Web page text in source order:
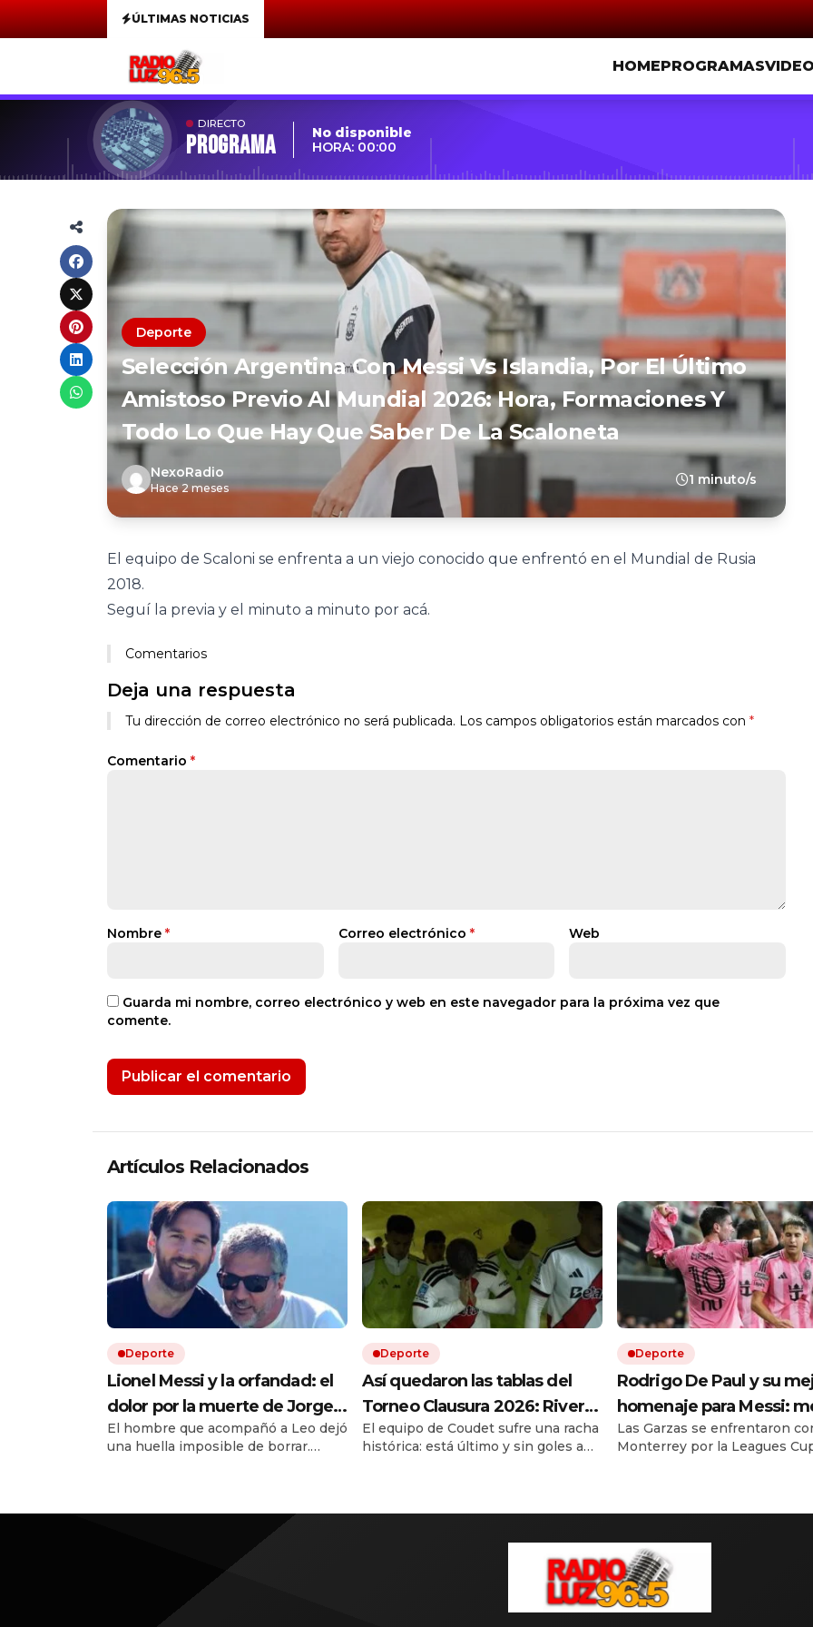
ÚLTIMAS NOTICIAS
HOMEPROGRAMAS
DIRECTO
Programa
No disponible
HORA: 00:00
Deporte
Selección Argentina Con Messi Vs Islandia, Por El Último
Amistoso Previo Al Mundial 2026: Hora, Formaciones Y
Todo Lo Que Hay Que Saber De La Scaloneta
NexoRadio
Hace 2 meses
1 minuto/s
El equipo de Scaloni se enfrenta a un viejo conocido que enfrentó en el Mundial de Rusia
2018.
Seguí la previa y el minuto a minuto por acá.
Comentarios
Deja una respuesta
Tu dirección de correo electrónico no será publicada. Los campos obligatorios están marcados con *
Comentario *
Nombre * Correo electrónico * Web
Guarda mi nombre, correo electrónico y web en este navegador para la próxima vez que
comente.
Artículos Relacionados
Deporte
Lionel Messi y la orfandad: el
dolor por la muerte de Jorge y
el legado irreversible de un
padre
El hombre que acompañó a Leo dejó
una huella imposible de borrar.
Deporte
Así quedaron las tablas del
Torneo Clausura 2026: River
sigue último y Vélez hizo
negocio con Boca en la anual
El equipo de Coudet sufre una racha
histórica: está último y sin goles a
resultados y cómo sigue la fecha 4
Deporte
Rodrigo De Paul y su
homenaje para Messi:
un gol con Inter Miami y
una sorpresa dedicada a
Las Garzas se enfrentaron
Monterrey por la Leagues
llevaba la camiseta del 10